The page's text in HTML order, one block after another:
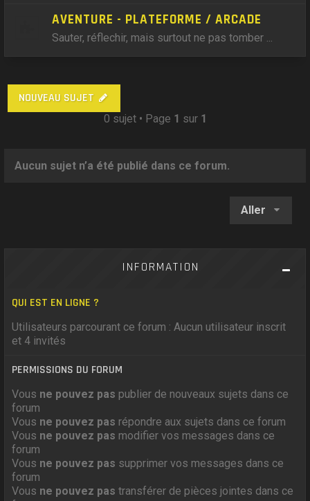
AVENTURE - PLATEFORME / ARCADE
Sauter, réflechir, mais surtout ne pas tomber ...
NOUVEAU SUJET
0 sujet • Page 1 sur 1
Aucun sujet n’a été publié dans ce forum.
Aller
INFORMATION
QUI EST EN LIGNE ?
Utilisateurs parcourant ce forum : Aucun utilisateur inscrit
et 4 invités
PERMISSIONS DU FORUM
Vous ne pouvez pas publier de nouveaux sujets dans ce
forum
Vous ne pouvez pas répondre aux sujets dans ce forum
Vous ne pouvez pas modifier vos messages dans ce
forum
Vous ne pouvez pas supprimer vos messages dans ce
forum
Vous ne pouvez pas transférer de pièces jointes dans ce